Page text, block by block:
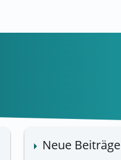
Neue Beiträge